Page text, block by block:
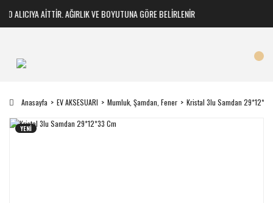
ALICIYA AİTTİR. AĞIRLIK VE BOYUTUNA GÖRE BELİRLENİR
Anasayfa EV AKSESUARI Mumluk, Şamdan, Fener Kristal 3lu Samdan 29*12*33
YENİ